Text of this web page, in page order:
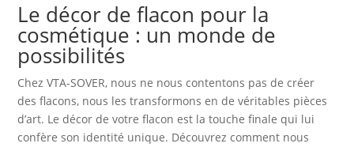
Le décor de flacon pour la
cosmétique : un monde de
possibilités
Chez VTA-SOVER, nous ne nous contentons pas de créer
des flacons, nous les transformons en de véritables pièces
d’art. Le décor de votre flacon est la touche finale qui lui
confère son identité unique. Découvrez comment nous